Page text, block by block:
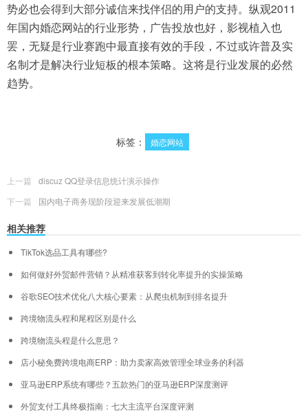
势必也会得到大部分诚信来找伴侣的用户的支持。纵观2011
年国内婚恋网站的行业形势，广告投放也好，影视植入也
罢，无疑是行业赛跑中最直接有效的手段，不过或许普及实
名制才是解决行业短板的根本策略。这将是行业发展的必然
趋势。
标签： 婚恋网站
上一篇
discuz QQ登录信息统计演示操作
下一篇
国内电子商务现阶段迎来发展低潮期
相关推荐
TikTok选品工具有哪些?
如何做好外贸邮件营销？从精准获客到转化率提升的实操策略
谷歌SEO技术优化八大核心要素：从爬虫机制到排名提升
跨境物流头程和尾程区别是什么
跨境物流头程是什么意思？
店小秘免费跨境电商ERP：助力卖家高效管理全球业务的利器
亚马逊ERP系统有哪些？五款热门的亚马逊ERP深度测评
外贸支付工具终极指南：七大主流平台深度评测